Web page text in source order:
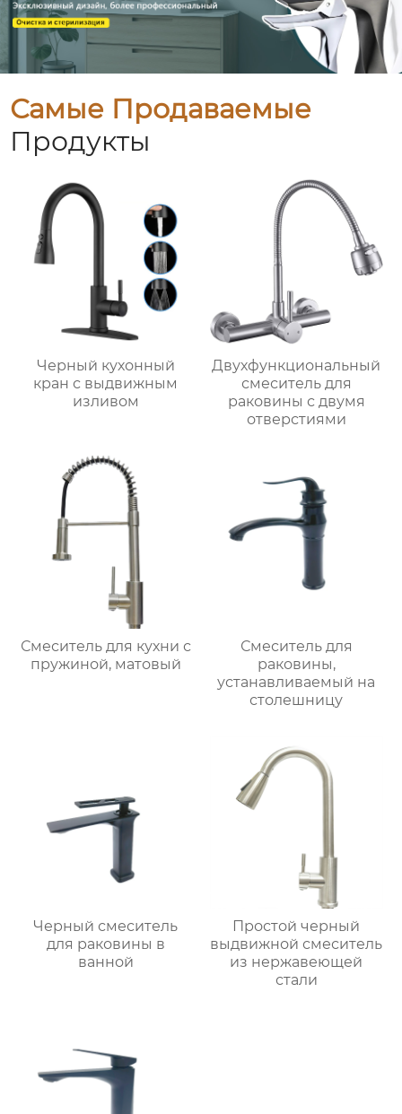
Самые Продаваемые
Продукты
Черный кухонный
кран с выдвижным
изливом
Двухфункциональный
смеситель для
раковины с двумя
отверстиями
Смеситель для кухни с
пружиной, матовый
Смеситель для
раковины,
устанавливаемый на
столешницу
Черный смеситель
для раковины в
ванной
Простой черный
выдвижной смеситель
из нержавеющей
стали